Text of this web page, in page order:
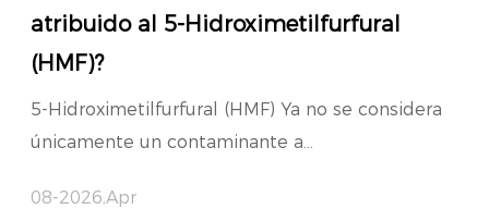
atribuido al 5-Hidroximetilfurfural
(HMF)?
5-Hidroximetilfurfural (HMF) Ya no se considera
únicamente un contaminante a...
08-2026,Apr